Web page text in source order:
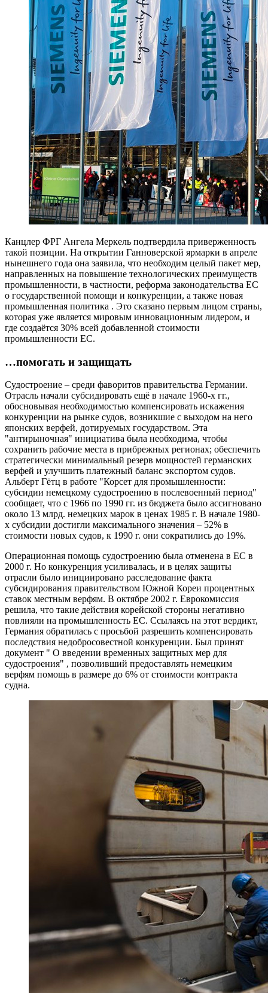
Канцлер ФРГ Ангела Меркель подтвердила приверженность
такой позиции. На открытии Ганноверской ярмарки в апреле
нынешнего года она заявила, что необходим целый пакет мер,
направленных на повышение технологических преимуществ
промышленности, в частности, реформа законодательства ЕС
о государственной помощи и конкуренции, а также новая
промышленная политика . Это сказано первым лицом страны,
которая уже является мировым инновационным лидером, и
где создаётся 30% всей добавленной стоимости
промышленности ЕС.
…помогать и защищать
Судостроение – среди фаворитов правительства Германии.
Отрасль начали субсидировать ещё в начале 1960-х гг.,
обосновывая необходимостью компенсировать искажения
конкуренции на рынке судов, возникшие с выходом на него
японских верфей, дотируемых государством. Эта
"антирыночная" инициатива была необходима, чтобы
сохранить рабочие места в прибрежных регионах; обеспечить
стратегически минимальный резерв мощностей германских
верфей и улучшить платежный баланс экспортом судов.
Альберт Гётц в работе "Корсет для промышленности:
субсидии немецкому судостроению в послевоенный период"
сообщает, что с 1966 по 1990 гг. из бюджета было ассигновано
около 13 млрд. немецких марок в ценах 1985 г. В начале 1980-
х субсидии достигли максимального значения – 52% в
стоимости новых судов, к 1990 г. они сократились до 19%.
Операционная помощь судостроению была отменена в ЕС в
2000 г. Но конкуренция усиливалась, и в целях защиты
отрасли было инициировано расследование факта
субсидирования правительством Южной Кореи процентных
ставок местным верфям. В октябре 2002 г. Еврокомиссия
решила, что такие действия корейской стороны негативно
повлияли на промышленность ЕС. Ссылаясь на этот вердикт,
Германия обратилась с просьбой разрешить компенсировать
последствия недобросовестной конкуренции. Был принят
документ " О введении временных защитных мер для
судостроения" , позволивший предоставлять немецким
верфям помощь в размере до 6% от стоимости контракта
судна.